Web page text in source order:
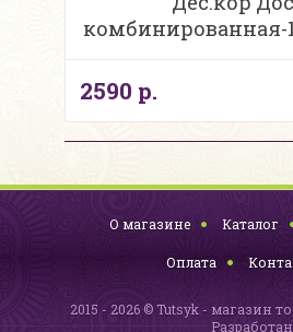
комбинированная-
2590 р.
О магазине Каталог
Оплата
2015 - 2026 © Tutsyk - магазин